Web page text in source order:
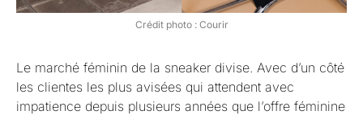
Crédit photo : Courir
Le marché féminin de la sneaker divise. Avec d’un côté
les clientes les plus avisées qui attendent avec
impatience depuis plusieurs années que l’offre féminine